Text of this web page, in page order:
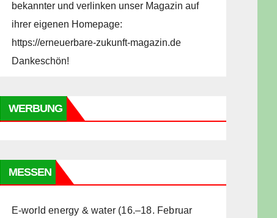
bekannter und verlinken unser Magazin auf
ihrer eigenen Homepage:
https://erneuerbare-zukunft-magazin.de
Dankeschön!
WERBUNG
MESSEN
E-world energy & water (16.–18. Februar